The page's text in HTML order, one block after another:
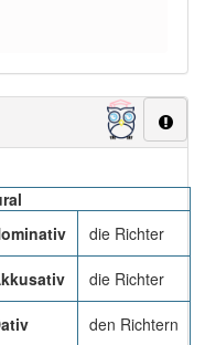
die Richter
die Richter
den Richtern